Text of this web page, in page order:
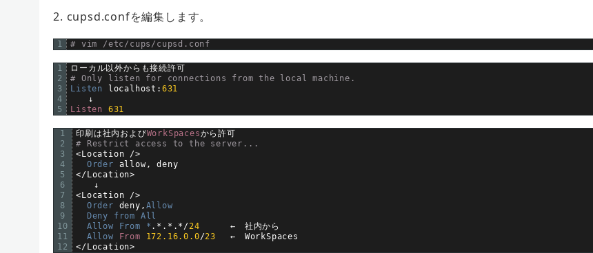
2. cupsd.confを編集します。
1 # vim /etc/cups/cupsd.conf
1
2
3
4
5
ローカル以外からも接続許可
# Only listen for connections from the local machine.
Listen
localhost : 631
↓
Listen
631
1
2
3
4
5
6
7
8
9
10
11
12
印刷は社内およびWorkSpacesから許可
# Restrict access to the server...
< Location />
Order allow ,
deny
</ Location>
↓
< Location />
Order deny , Allow
Deny from All
Allow
From * . * . * . * /24
←　社内から
Allow
From 172.16.0.0/23 ← WorkSpaces
</ Location>